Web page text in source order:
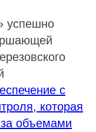
успешно
с
которая
за объемами